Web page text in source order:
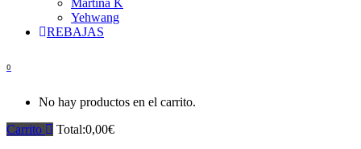
Martina K
Yehwang
REBAJAS
0
No hay productos en el carrito.
Carrito
Total:0,00€